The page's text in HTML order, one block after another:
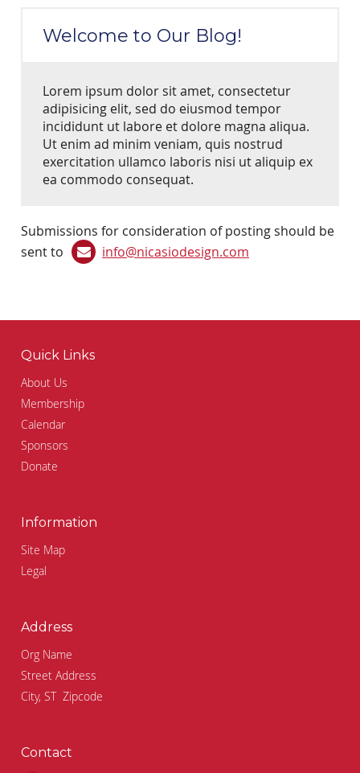
Welcome to Our Blog!
Lorem ipsum dolor sit amet, consectetur
adipisicing elit, sed do eiusmod tempor
incididunt ut labore et dolore magna aliqua.
Ut enim ad minim veniam, quis nostrud
exercitation ullamco laboris nisi ut aliquip ex
ea commodo consequat.
Submissions for consideration of posting should be
sent to
info@nicasiodesign.com
Quick Links
About Us
Membership
Calendar
Sponsors
Donate
Information
Site Map
Legal
Address
Org Name
Street Address
City, ST Zipcode
Contact